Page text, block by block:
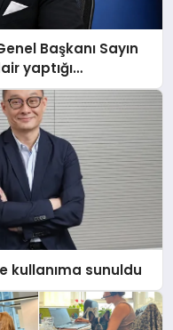
Başkanı Sayın
yaptığı
kullanıma sunuldu